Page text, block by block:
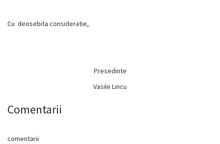
Cu deosebita consideratie,
Presedinte
Vasile Lincu
Comentarii
comentarii